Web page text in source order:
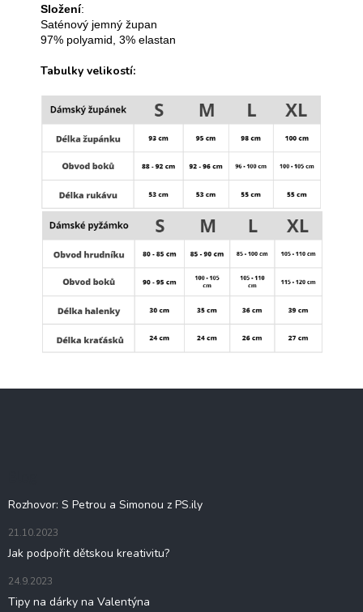
Složení:
Saténový jemný župan
97% polyamid, 3% elastan
Tabulky velikostí:
Rozhovor: S Petrou a Simonou z PS.ily
21.10.2023
Jak podpořit dětskou kreativitu?
24.9.2023
Tipy na dárky na Valentýna